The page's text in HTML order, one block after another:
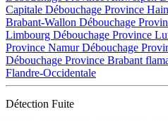
Capitale Débouchage Province
Brabant-Wallon Débouchage
Limbourg Débouchage Province
Province NamurDébouchage
Débouchage Province Brabant
Flandre-Occidentale
Détection Fuite